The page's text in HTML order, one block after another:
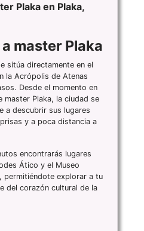
Plaka en Plaka,
master Plaka
sitúa directamente en el
la Acrópolis de Atenas
Desde el momento en
master Plaka, la ciudad se
a descubrir sus lugares
y a poca distancia a
encontrarás lugares
Ático y el Museo
permitiéndote explorar a tu
del corazón cultural de la